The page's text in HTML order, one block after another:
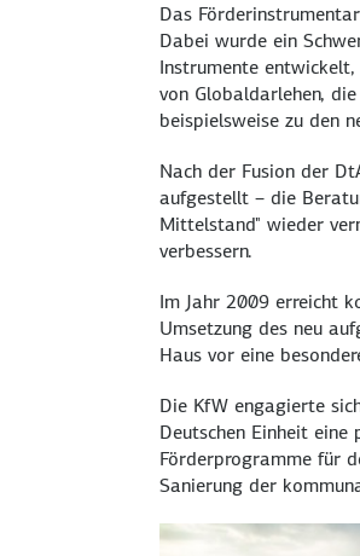
Das
Dabei wurde ein
Instrumente
von Globaldarlehen,
beispielsweise zu den
Nach der Fusion der
aufgestellt – die
Mittelstand" wieder
verbessern.
Im Jahr 2009 erreicht
Umsetzung des neu
Haus vor eine
Die KfW engagierte
Deutschen Einheit
Förderprogramme für
Sanierung der